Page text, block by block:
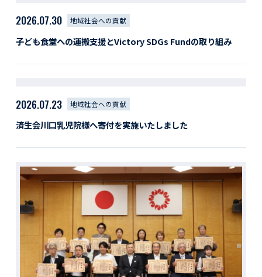
採用エントリー
Social link
サイト内検索
2026.07.30 地域社会への貢献
子ども食堂への運搬支援とVictory SDGs Fundの取り組み
2026.07.23 地域社会への貢献
済生会川口乳児院様へ寄付を実施いたしました